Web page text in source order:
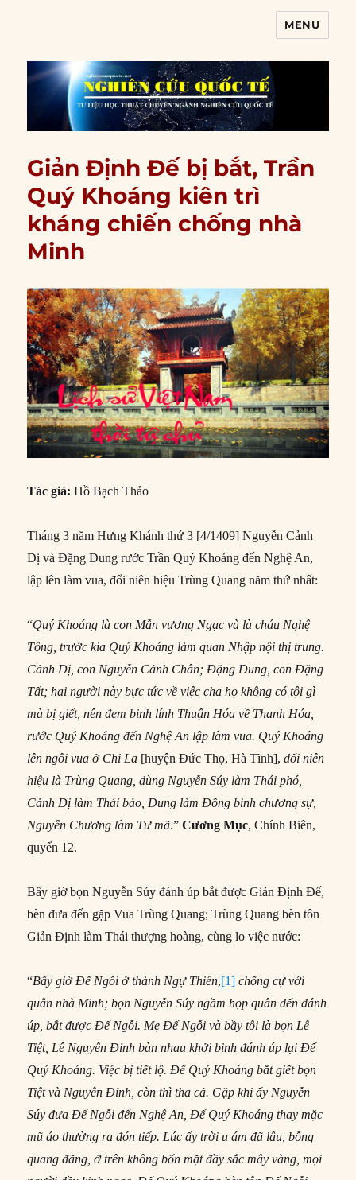
MENU
Giản Định Đế bị bắt, Trần
Quý Khoáng kiên trì
kháng chiến chống nhà
Minh
Tác giả: Hồ Bạch Thảo
Tháng 3 năm Hưng Khánh thứ 3 [4/1409] Nguyễn Cảnh
Dị và Đặng Dung rước Trần Quý Khoáng đến Nghệ An,
lập lên làm vua, đổi niên hiệu Trùng Quang năm thứ nhất:
“Quý Khoáng là con Mẫn vương Ngạc và là cháu Nghệ
Tông, trước kia Quý Khoáng làm quan Nhập nội thị trung.
Cảnh Dị, con Nguyễn Cảnh Chân; Đặng Dung, con Đặng
Tất; hai người này bực tức về việc cha họ không có tội gì
mà bị giết, nên đem binh lính Thuận Hóa về Thanh Hóa,
rước Quý Khoáng đến Nghệ An lập làm vua. Quý Khoáng
lên ngôi vua ở Chi La [huyện Đức Thọ, Hà Tĩnh], đổi niên
hiệu là Trùng Quang, dùng Nguyễn Súy làm Thái phó,
Cảnh Dị làm Thái bảo, Dung làm Đồng bình chương sự,
Nguyễn Chương làm Tư mã.”Cương Mục, Chính Biên,
quyển 12.
Bấy giờ bọn Nguyễn Súy đánh úp bắt được Giản Định Đế,
bèn đưa đến gặp Vua Trùng Quang; Trùng Quang bèn tôn
Giản Định làm Thái thượng hoàng, cùng lo việc nước:
“Bấy giờ Đế Ngỗi ở thành Ngự Thiên,[1] chống cự với
quân nhà Minh; bọn Nguyễn Súy ngầm họp quân đến đánh
úp, bắt được Đế Ngỗi. Mẹ Đế Ngỗi và bầy tôi là bọn Lê
Tiệt, Lê Nguyên Đỉnh bàn nhau khởi binh đánh úp lại Đế
Quý Khoáng. Việc bị tiết lộ. Đế Quý Khoáng bắt giết bọn
Tiệt và Nguyên Đỉnh, còn thì tha cả. Gặp khi ấy Nguyễn
Súy đưa Đế Ngỗi đến Nghệ An, Đế Quý Khoáng thay mặc
mũ áo thường ra đón tiếp. Lúc ấy trời u ám đã lâu, bỗng
quang đãng, ở trên không bốn mặt đầy sắc mây vàng, mọi